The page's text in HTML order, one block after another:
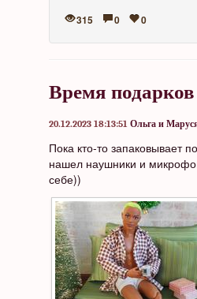
315 0 0
Время подарков
20.12.2023 18:13:51 Ольга и
Пока кто-то запаковывает
нашел наушники и
себе))